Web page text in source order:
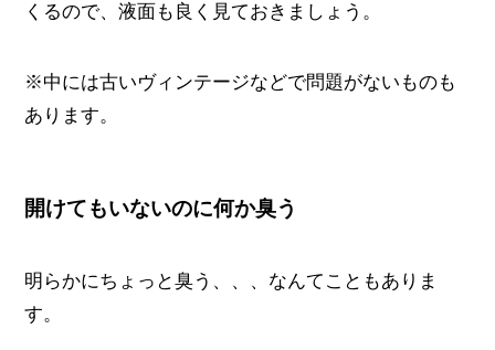
くるので、液面も良く見ておきましょう。
※中には古いヴィンテージなどで問題がないものも
あります。
開けてもいないのに何か臭う
明らかにちょっと臭う、、、なんてこともありま
す。